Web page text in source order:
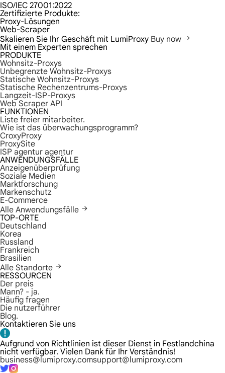
ISO/IEC 27001:2022
Zertifizierte Produkte:
Proxy-Lösungen
Web-Scraper
Skalieren Sie Ihr Geschäft mit LumiProxy Buy now
Mit einem Experten sprechen
PRODUKTE
Wohnsitz-Proxys
Unbegrenzte Wohnsitz-Proxys
Statische Wohnsitz-Proxys
Statische Rechenzentrums-Proxys
Langzeit-ISP-Proxys
Web Scraper API
FUNKTIONEN
Liste freier mitarbeiter.
Wie ist das überwachungsprogramm?
CroxyProxy
ProxySite
ISP agentur agentur
ANWENDUNGSFÄLLE
Anzeigenüberprüfung
Soziale Medien
Marktforschung
Markenschutz
E-Commerce
Alle Anwendungsfälle
TOP-ORTE
Deutschland
Korea
Russland
Frankreich
Brasilien
Alle Standorte
RESSOURCEN
Der preis
Mann? - ja.
Häufig fragen
Die nutzerführer
Blog.
Kontaktieren Sie uns
Aufgrund von Richtlinien ist dieser Dienst in Festlandchina
nicht verfügbar. Vielen Dank für Ihr Verständnis!
business@lumiproxy.comsupport@lumiproxy.com